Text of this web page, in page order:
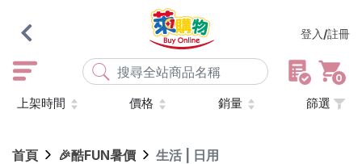
登入/註冊
0
店取 常溫 宅配 米大師 黑丸
上架時間 價格 銷量 篩選
首頁 🎉酷FUN暑價 生活 | 日用